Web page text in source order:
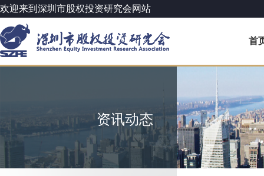
欢迎来到深圳市股权投资研究会网站
首
资讯动态